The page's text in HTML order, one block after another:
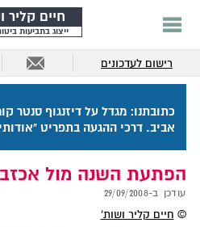
חיים קליר
ייצוג בתביעות
רישום לעדכונים
אביב. דרכי ההגעה בתפריט
הפתעת השנה מול
עודכן ב-29/09/2008
© חיים קליר ושות'